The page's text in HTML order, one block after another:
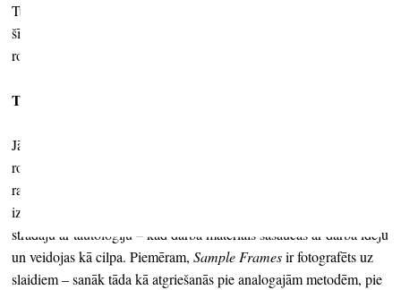
Turklāt paraugi, kuru sākotnējais mērķis ir racionāls, caur visām
šīm krāsu un vēstures maiņām bija kļuvuši par superskaistām,
romantiskām ainavām.
Tādā veidā divas pretējas lietas jūs savienojāt vienā?
Jā, man bieži vien patīk domāt pretstatos – racionālais pret
romantisko, racionālais pret to, kas vairās no racionālā, pilnīga
racionālisma neiespējamība, tumsa pret gaismu utt. Dažreiz es
izmantoju šos pretmetus, lai ko pastiprināti uzsvērtu. Nereti arī
strādāju ar tautoloģiju – kad darba materiāls sasaucas ar darba ideju
un veidojas kā cilpa. Piemēram,Sample Framesir fotografēts uz
slaidiem – sanāk tāda kā atgriešanās pie analogajām metodēm, pie